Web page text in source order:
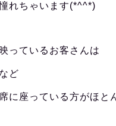
れちゃいます(*^^*)
っているお客さんは
ど
に座っている方がほと